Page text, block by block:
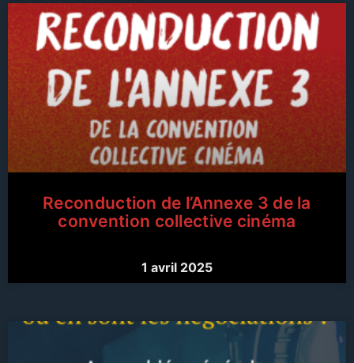
Reconduction de l’Annexe 3 de la
convention collective cinéma
1 avril 2025